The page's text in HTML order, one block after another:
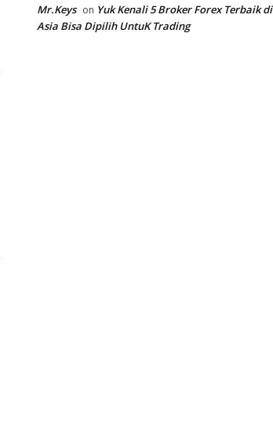
Mr.Keys on Yuk Kenali 5 Broker Forex Terbaik di
Asia Bisa Dipilih UntuK Trading